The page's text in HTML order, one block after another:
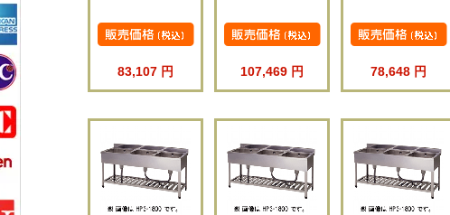
83,107 円 107,469 円 78,648 円